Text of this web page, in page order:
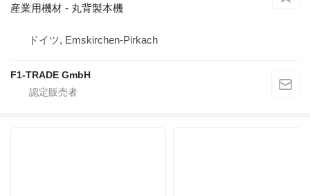
産業用機材 - 丸背製本機
ドイツ, Emskirchen-Pirkach
F1-TRADE GmbH